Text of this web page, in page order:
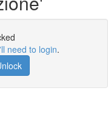
need to login.